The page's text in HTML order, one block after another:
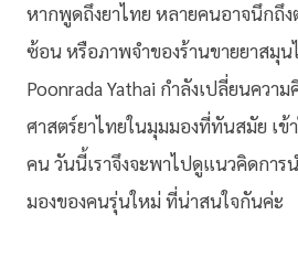
หากพูดถึงยาไทย หลายคนอาจนึกถึ
ซ้อน หรือภาพจำของร้านขายยาสมุ
Poonrada Yathai กำลังเปลี่ยนควา
ศาสตร์ยาไทยในมุมมองที่ทันสมัย เข้
คน วันนี้เราจึงจะพาไปดูแนวคิดการ
มองของคนรุ่นใหม่ ที่น่าสนใจกันค่ะ